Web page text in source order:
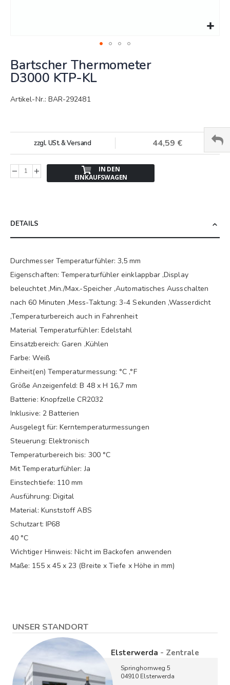
zum
Anfang
der
Bildergalerie
Bartscher Thermometer
D3000 KTP-KL
Artikel-Nr.: BAR-292481
44,59 €
zzgl. USt. & Versand
IN DEN
EINKAUFSWAGEN
DETAILS
Durchmesser Temperaturfühler: 3,5 mm
Eigenschaften: Temperaturfühler einklappbar ,Display
beleuchtet ,Min./Max.-Speicher ,Automatisches Ausschalten
nach 60 Minuten ,Mess-Taktung: 3-4 Sekunden ,Wasserdicht
,Temperaturbereich auch in Fahrenheit
Material Temperaturfühler: Edelstahl
Einsatzbereich: Garen ,Kühlen
Farbe: Weiß
Einheit(en) Temperaturmessung: °C ,°F
Größe Anzeigenfeld: B 48 x H 16,7 mm
Batterie: Knopfzelle CR2032
Inklusive: 2 Batterien
Ausgelegt für: Kerntemperaturmessungen
Steuerung: Elektronisch
Temperaturbereich bis: 300 °C
Mit Temperaturfühler: Ja
Einstechtiefe: 110 mm
Ausführung: Digital
Material: Kunststoff ABS
Schutzart: IP68
40 °C
Wichtiger Hinweis: Nicht im Backofen anwenden
Maße: 155 x 45 x 23 (Breite x Tiefe x Höhe in mm)
UNSER STANDORT
Elsterwerda - Zentrale
Springhornweg 5
04910 Elsterwerda